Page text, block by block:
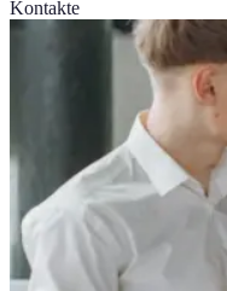
Kontakte